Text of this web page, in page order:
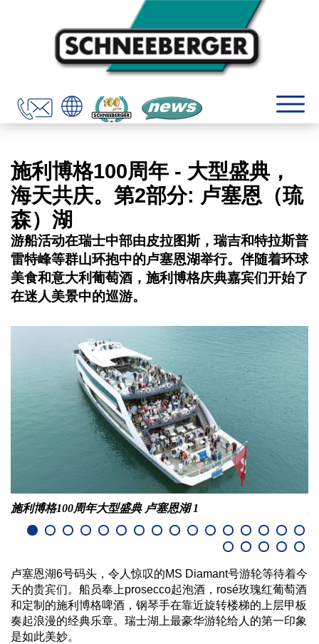
施利博格100周年 - 大型盛典，
海天共庆。第2部分: 卢塞恩（琉
森）湖
游船活动在瑞士中部由皮拉图斯，瑞吉和特拉斯普
雷特峰等群山环抱中的卢塞恩湖举行。伴随着环球
美食和意大利葡萄酒，施利博格庆典嘉宾们开始了
在迷人美景中的巡游。
施利博格100周年大型盛典 卢塞恩湖 1
卢塞恩湖6号码头，令人惊叹的MS Diamant号游轮等待着今
天的贵宾们。船员奉上prosecco起泡酒，rosé玫瑰红葡萄酒
和定制的施利博格啤酒，钢琴手在靠近旋转楼梯的上层甲板
奏起浪漫的经典乐章。瑞士湖上最豪华游轮给人的第一印象
是如此美妙。